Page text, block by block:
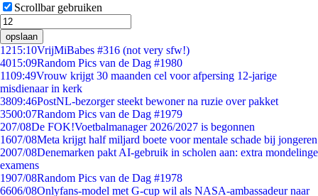
Scrollbar gebruiken
opslaan
1215:10VrijMiBabes #316 (not very sfw!)
4015:09Random Pics van de Dag #1980
1109:49Vrouw krijgt 30 maanden cel voor afpersing 12-jarige
misdienaar in kerk
3809:46PostNL-bezorger steekt bewoner na ruzie over pakket
3500:07Random Pics van de Dag #1979
207/08De FOK!Voetbalmanager 2026/2027 is begonnen
1607/08Meta krijgt half miljard boete voor mentale schade bij jongeren
2007/08Denemarken pakt AI-gebruik in scholen aan: extra mondelinge
examens
1907/08Random Pics van de Dag #1978
6606/08Onlyfans-model met G-cup wil als NASA-ambassadeur naar